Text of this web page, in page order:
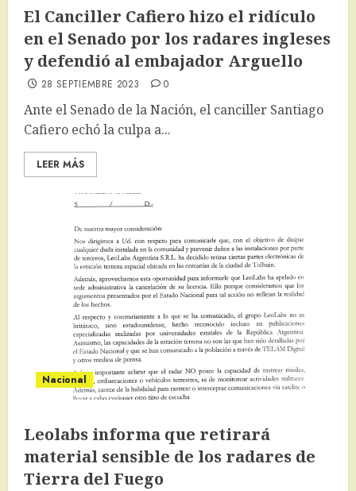
El Canciller Cafiero hizo el ridículo
en el Senado por los radares ingleses
y defendió al embajador Arguello
28 SEPTIEMBRE 2023 0
Ante el Senado de la Nación, el canciller Santiago
Cafiero echó la culpa a...
LEER MÁS
Nacional
Leolabs informa que retirará
material sensible de los radares de
Tierra del Fuego